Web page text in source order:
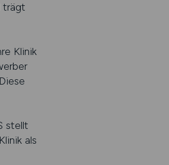
trägt
Klinik
stellt
als